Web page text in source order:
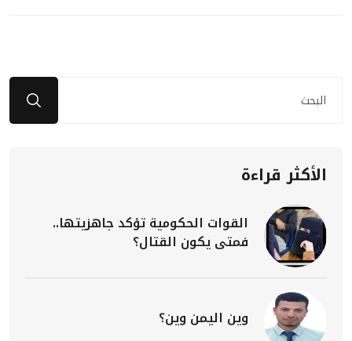
الأكثر قراءة
القوات الحكومية تؤكد جاهزيتها..
فمتى يكون القتال؟
وين اليمن وين؟